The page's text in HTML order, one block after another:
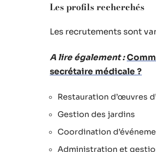
Les profils recherchés
Les recrutements sont
A lire également :
secrétaire médicale ?
Restauration d’œuvres
Gestion des jardins
Coordination
Administration et